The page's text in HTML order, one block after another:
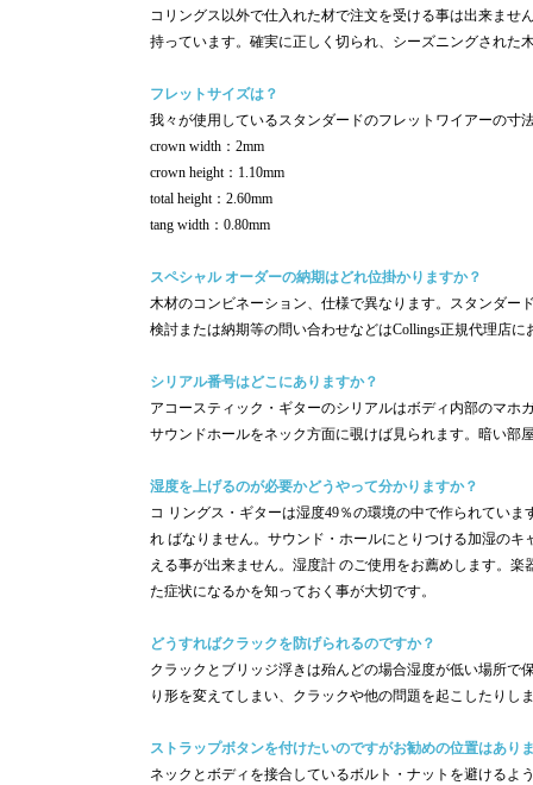
コリングス以外で仕入れた材で注文を受ける事は出来ま
持っています。確実に正しく切られ、シーズニングされた
フレットサイズは？
我々が使用しているスタンダードのフレットワイアーの寸
crown width：2mm
crown height：1.10mm
total height：2.60mm
tang width：0.80mm
スペシャル オーダーの納期はどれ位掛かりますか？
木材のコンビネーション、仕様で異なります。スタンダ
検討または納期等の問い合わせなどはCollings正規代理店に
シリアル番号はどこにありますか？
アコースティック・ギターのシリアルはボディ内部のマ
サウンドホールをネック方面に覗けば見られます。暗い部
湿度を上げるのが必要かどうやって分かりますか？
コ リングス・ギターは湿度49％の環境の中で作られてい
れ ばなりません。サウンド・ホールにとりつける加湿の
える事が出来ません。湿度計 のご使用をお薦めします。
た症状になるかを知っておく事が大切です。
どうすればクラックを防げられるのですか？
クラックとブリッジ浮きは殆んどの場合湿度が低い場所
り形を変えてしまい、クラックや他の問題を起こしたり
ストラップボタンを付けたいのですがお勧めの位置はあり
ネックとボディを接合しているボルト・ナットを避けるよ